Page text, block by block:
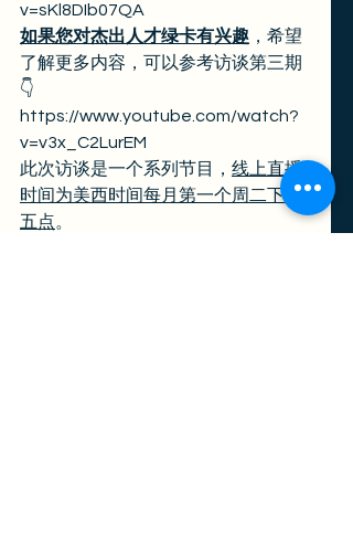
v=sKl8DIb07QA
如果您对杰出人才绿卡有兴趣 ，希望
了解更多内容，可以参考访谈第三期
👇
https://www.youtube.com/watch?
v=v3x_C2LurEM
此次访谈是一个系列节目， 线上直播
时间为美西时间每月第一个周二下午
五点。